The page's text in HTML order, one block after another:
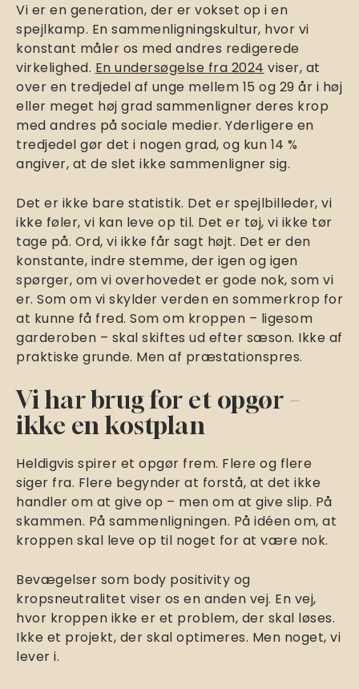
Vi er en generation, der er vokset op i en
spejlkamp. En sammenligningskultur, hvor vi
konstant måler os med andres redigerede
virkelighed. En undersøgelse fra 2024 viser, at
over en tredjedel af unge mellem 15 og 29 år i høj
eller meget høj grad sammenligner deres krop
med andres på sociale medier. Yderligere en
tredjedel gør det i nogen grad, og kun 14 %
angiver, at de slet ikke sammenligner sig.
Det er ikke bare statistik. Det er spejlbilleder, vi
ikke føler, vi kan leve op til. Det er tøj, vi ikke tør
tage på. Ord, vi ikke får sagt højt. Det er den
konstante, indre stemme, der igen og igen
spørger, om vi overhovedet er gode nok, som vi
er. Som om vi skylder verden en sommerkrop for
at kunne få fred. Som om kroppen – ligesom
garderoben – skal skiftes ud efter sæson. Ikke af
praktiske grunde. Men af præstationspres.
Vi har brug for et opgør –
ikke en kostplan
Heldigvis spirer et opgør frem. Flere og flere
siger fra. Flere begynder at forstå, at det ikke
handler om at give op – men om at give slip. På
skammen. På sammenligningen. På idéen om, at
kroppen skal leve op til noget for at være nok.
Bevægelser som body positivity og
kropsneutralitet viser os en anden vej. En vej,
hvor kroppen ikke er et problem, der skal løses.
Ikke et projekt, der skal optimeres. Men noget, vi
lever i.